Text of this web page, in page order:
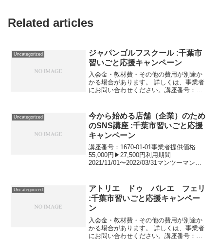
Related articles
Uncategorized
ジャパンゴルフスクール :千葉市
習いごと応援キャンペーン
入会金・教材費・その他の費用が別途か
かる場合があります。 詳しくは、事業者
にお問い合わせください。講座番号：
か月で10回）／90分／大人対...
Uncategorized
今から始める店舗（企業）のため
のSNS講座 :千葉市習いごと応援
キャンペーン
講座番号：1670-01-01事業者提供価格
55,000円▶27,500円利用期間
2021/11/01〜2022/03/31マンツーマン
Uncategorized
アトリエ ドゥ バレエ フェリ
:千葉市習いごと応援キャンペー
ン
入会金・教材費・その他の費用が別途か
かる場合があります。 詳しくは、事業者
にお問い合わせください。講座番号：